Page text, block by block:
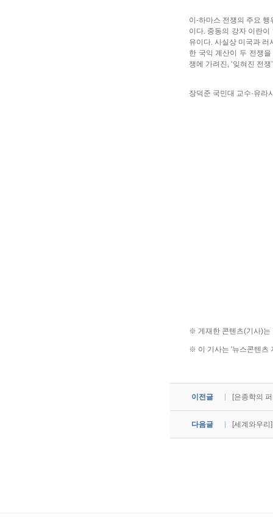
이-하마스 전쟁의 주요
이다. 중동의 강자 이란
유이다. 사실상 미국과
한 국익 계산이 두 전쟁
쟁에 가려진, ‘잊혀진 전쟁
장덕준 국민대 교수·유라
※ 게재한 콘텐츠(기사)는
※ 이 기사는 '뉴스콘텐츠
이전글 [은종학의
다음글 [세계와우